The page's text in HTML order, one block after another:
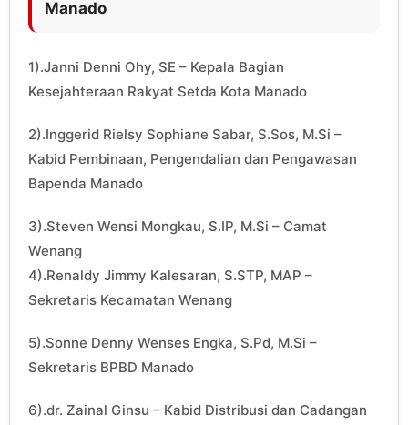
Manado
1).Janni Denni Ohy, SE – Kepala Bagian
Kesejahteraan Rakyat Setda Kota Manado
2).Inggerid Rielsy Sophiane Sabar, S.Sos, M.Si –
Kabid Pembinaan, Pengendalian dan Pengawasan
Bapenda Manado
3).Steven Wensi Mongkau, S.IP, M.Si – Camat
Wenang
4).Renaldy Jimmy Kalesaran, S.STP, MAP –
Sekretaris Kecamatan Wenang
5).Sonne Denny Wenses Engka, S.Pd, M.Si –
Sekretaris BPBD Manado
6).dr. Zainal Ginsu – Kabid Distribusi dan Cadangan